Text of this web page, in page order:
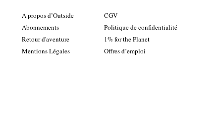
A propos d’Outside
Abonnements
Retour d'aventure
Mentions Légales
CGV
Politique de confidentialité
1% for the Planet
Offres d’emploi